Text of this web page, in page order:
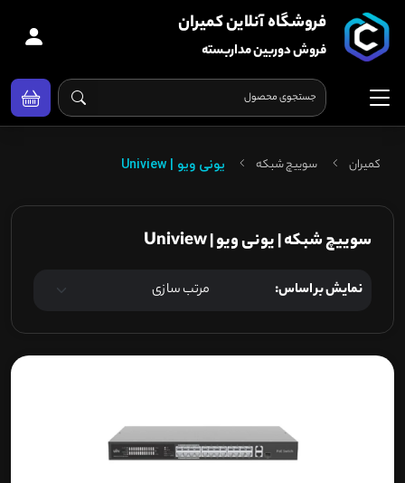
فروشگاه آنلاین کمیران
فروش دوربین مداربسته
کمیران سوییچ شبکه یونی ویو | Uniview
سوییچ شبکه | یونی ویو | Uniview
نمایش بر اساس: